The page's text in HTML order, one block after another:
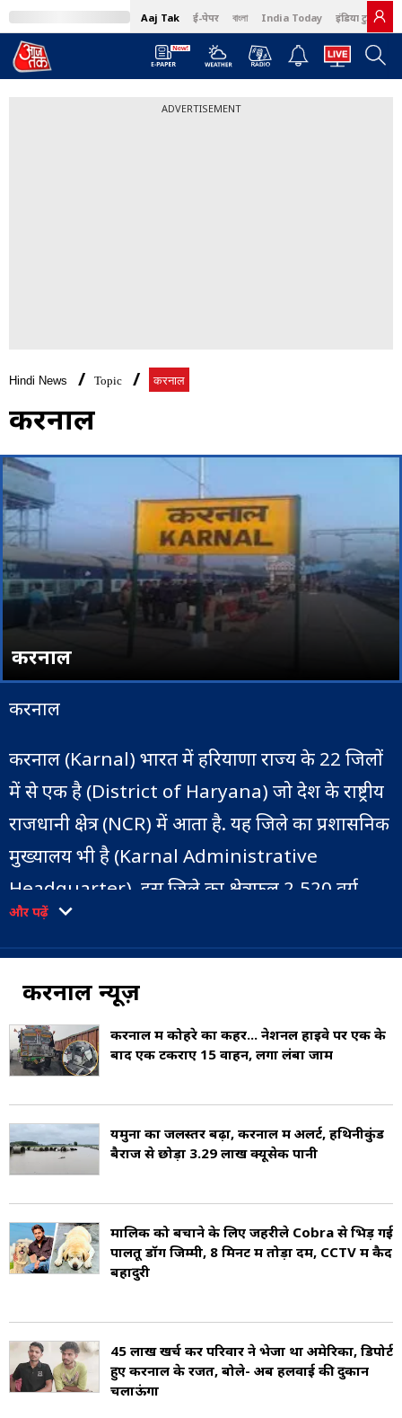
Aaj Tak ई-पेपर বাংলা India Today इंडिया टुडे हिंदी
ADVERTISEMENT
Hindi News Topic करनाल
करनाल
करनाल
करनाल
करनाल (Karnal) भारत में हरियाणा राज्य के 22 जिलों
में से एक है (District of Haryana) जो देश के राष्ट्रीय
राजधानी क्षेत्र (NCR) में आता है. यह जिले का प्रशासनिक
मुख्यालय भी है (Karnal Administrative
Headquarter). इस जिले का क्षेत्रफल 2,520 वर्ग
किमी है (Karnal Total Area).
करनाल जिला रेलवे के माध्यम से भी अच्छी तरह से जुड़ा
हुआ है। करनाल जंक्शन दिल्ली-कालका लाइन पर स्थित
है और प्रमुख ट्रेनें इस स्टेशन पर रुकती हैं. जिला मुख्यालय
में एक छोटा हवाई अड्डा भी है जिसे करनाल हवाई अड्डे के
नाम से जाना जाता है (Karnal Transportation)
2011 की जनगणना के अनुसार करनाल जिले की
जिले का जनसंख्या घनत्व 598 व्यक्ति प्रति वर्ग किमी है
(Karnal Density). करनाल में प्रत्येक 1,000 पुरुषों
Ratio) है और साक्षरता दर 74.73% है (Karnal
literacy). जिले की 54.28% आबादी हिंदी, 32.04
और पढ़ें
करनाल न्यूज़
करनाल में कोहरे का कहर... नेशनल हाइवे पर एक के
बाद एक टकराए 15 वाहन, लगा लंबा जाम
यमुना का जलस्तर बढ़ा, करनाल में अलर्ट, हथिनीकुंड
बैराज से छोड़ा 3.29 लाख क्यूसेक पानी
मालिक को बचाने के लिए जहरीले Cobra से भिड़ गई
पालतू डॉग जिम्मी, 8 मिनट में तोड़ा दम, CCTV में कैद
बहादुरी
45 लाख खर्च कर परिवार ने भेजा था अमेरिका, डिपोर्ट
हुए करनाल के रजत, बोले- अब हलवाई की दुकान
चलाऊंगा